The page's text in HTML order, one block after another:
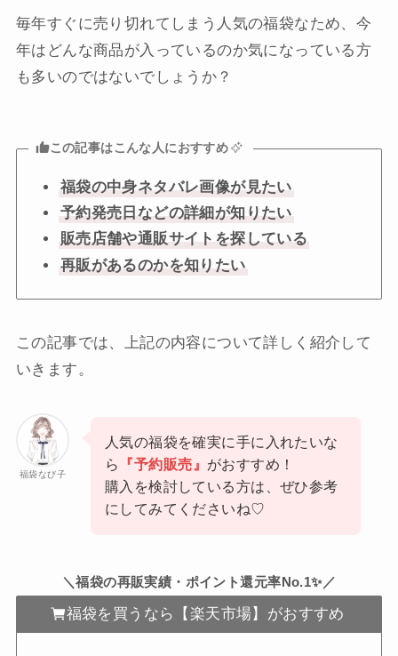
毎年すぐに売り切れてしまう人気の福袋なため、今
年はどんな商品が入っているのか気になっている方
も多いのではないでしょうか？
この記事はこんな人におすすめ
福袋の中身ネタバレ画像が見たい
予約発売日などの詳細が知りたい
販売店舗や通販サイトを探している
再販があるのかを知りたい
この記事では、上記の内容について詳しく紹介して
いきます。
福袋なび子
人気の福袋を確実に手に入れたいな
ら
『予約販売』 がおすすめ！
購入を検討している方は、ぜひ参考
にしてみてくださいね♡
＼福袋の再販実績・ポイント還元率No.1✨／
福袋を買うなら【楽天市場】がおすすめ